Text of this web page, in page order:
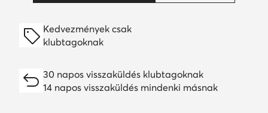
Kedvezmények csak
klubtagoknak
30 napos visszaküldés klubtagoknak
14 napos visszaküldés mindenki másnak